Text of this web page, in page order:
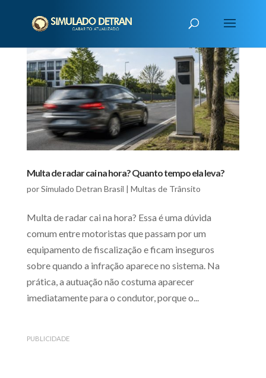
Multa de radar cai na hora? Quanto tempo ela leva?
porSimulado Detran Brasil | Multas de Trânsito
Multa de radar cai na hora? Essa é uma dúvida
comum entre motoristas que passam por um
equipamento de fiscalização e ficam inseguros
sobre quando a infração aparece no sistema. Na
prática, a autuação não costuma aparecer
imediatamente para o condutor, porque o...
PUBLICIDADE